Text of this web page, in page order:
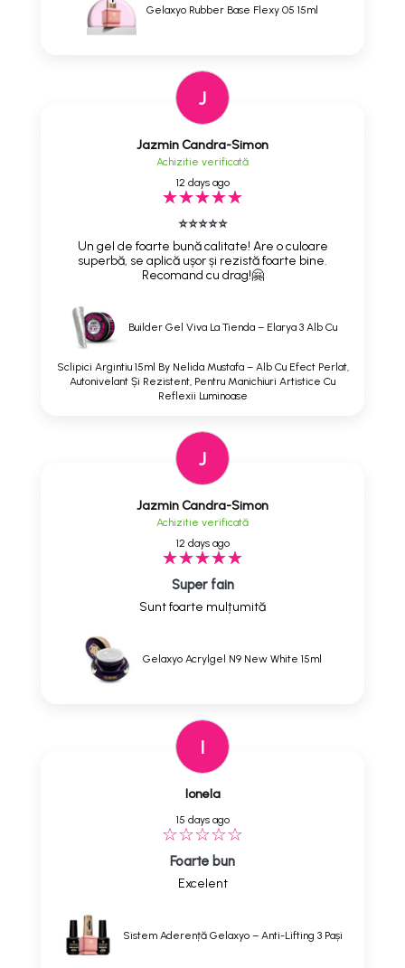
Gelaxyo Rubber Base Flexy 05 15ml
J
Jazmin Candra-Simon
Achizitie verificată
12 days ago
⭐⭐⭐⭐⭐
Un gel de foarte bună calitate! Are o culoare
superbă, se aplică ușor și rezistă foarte bine.
Recomand cu drag!🤗
Builder Gel Viva La Tienda – Elarya 3 Alb Cu
Sclipici Argintiu 15ml By Nelida Mustafa – Alb Cu Efect Perlat,
Autonivelant Și Rezistent, Pentru Manichiuri Artistice Cu
Reflexii Luminoase
J
Jazmin Candra-Simon
Achizitie verificată
12 days ago
Super fain
Sunt foarte mulțumită
Gelaxyo Acrylgel N9 New White 15ml
I
Ionela
15 days ago
Foarte bun
Excelent
Sistem Aderență Gelaxyo – Anti-Lifting 3 Pași